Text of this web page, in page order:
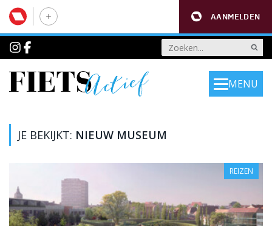
AANMELDEN
MENU
JE BEKIJKT: NIEUW MUSEUM
REIZEN